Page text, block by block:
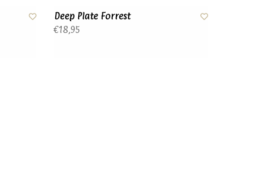
Deep Plate Forrest
€18,95